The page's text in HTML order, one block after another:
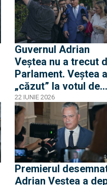
Guvernul Adrian
Veștea nu a trecut
Parlament. Veștea a
„căzut” la votul de
învestire
22 IUNIE 2026
Premierul
Adrian Veștea a